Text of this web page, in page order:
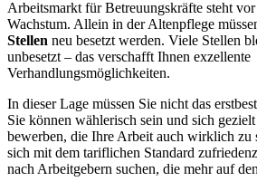
Arbeitsmarkt für Betreuungskräfte steht
Wachstum. Allein in der Altenpflege
Stellen neu besetzt werden. Viele Stellen
unbesetzt – das verschafft Ihnen exzellente
Verhandlungsmöglichkeiten.
In dieser Lage müssen Sie nicht das
Sie können wählerisch sein und sich
bewerben, die Ihre Arbeit auch wirklich zu
sich mit dem tariflichen Standard
nach Arbeitgebern suchen, die mehr auf